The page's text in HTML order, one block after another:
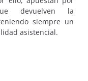
devuelven la
siempre un
asistencial.